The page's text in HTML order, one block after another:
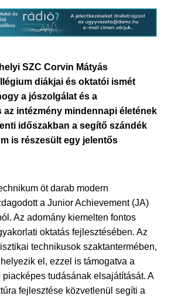
SZC Corvin Mátyás
diákjai és oktatói ismét
a jószolgálat és a
az intézmény mindennapi életének
időszakban a segítő szándék
is részesült egy jelentős
öt darab modern
a Junior Achievement (JA)
Az adomány kiemelten fontos
oktatás fejlesztésében. Az
technikusok szaktantermében,
el, ezzel is támogatva a
tudásának elsajátítását. A
fejlesztése közvetlenül segíti a